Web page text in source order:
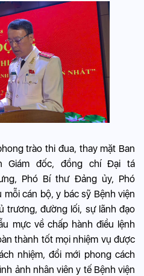
trào thi đua, thay mặt Ban
Giám đốc, đồng chí Đại tá
Phó Bí thư Đảng ủy, Phó
mỗi cán bộ, y bác sỹ Bệnh viện
trương, đường lối, sự lãnh đạo
mực về chấp hành điều lệnh
thành tốt mọi nhiệm vụ được
nhiệm, đổi mới phong cách
ảnh nhân viên y tế Bệnh viện